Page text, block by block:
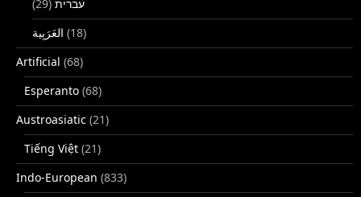
עברית (29)
(18)
Artificial (68)
Esperanto (68)
Austroasiatic (21)
Tiếng Việt (21)
Indo-European (833)